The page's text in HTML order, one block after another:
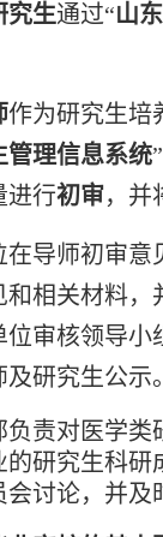
究生通过“山
作为研究生培
管理信息系统
进行初审，并
在导师初审意
和相关材料
位审核领导
研究生公示。
负责对医学
的研究生科
讨论，并及